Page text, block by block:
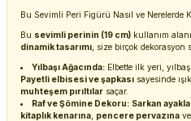
Bu Sevimli Peri Figürü Nasıl ve Nerelerde
Bu sevimli perinin (19 cm) kullanım
dinamik tasarımı , size birçok dekorasyon
Yılbaşı Ağacında: Elbette ilk yeri,
Payetli elbisesi ve şapkası sayesinde
muhteşem pırıltılar saçar.
Raf ve Şömine Dekoru: Sarkan
kitaplık kenarına pencere pervazına